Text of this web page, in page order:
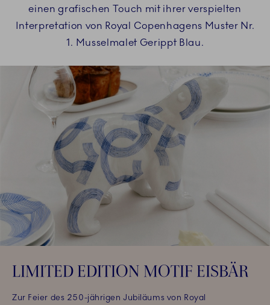
einen grafischen Touch mit ihrer verspielten
Interpretation von Royal Copenhagens Muster Nr.
1. Musselmalet Gerippt Blau.
LIMITED EDITION MOTIF EISBÄR
Zur Feier des 250-jährigen Jubiläums von Royal